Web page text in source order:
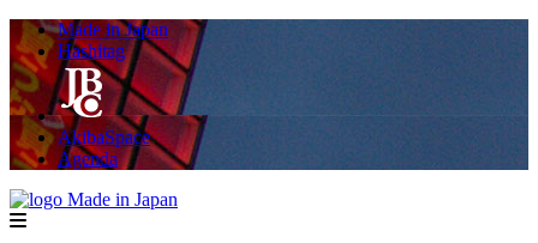
Made in Japan
Hashitag
AkibaSpace
Agenda
menu